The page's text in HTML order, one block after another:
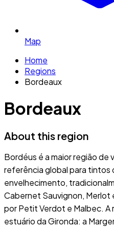
Map
Home
Regions
Bordeaux
Bordeaux
About this region
Bordéus é a maior região de
referência global para
envelhecimento,
Cabernet Sauvignon, Merlot
por Petit Verdot e Malbec.
estuário da Gironda: a